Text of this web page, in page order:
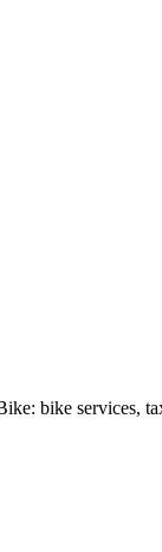
bike services,